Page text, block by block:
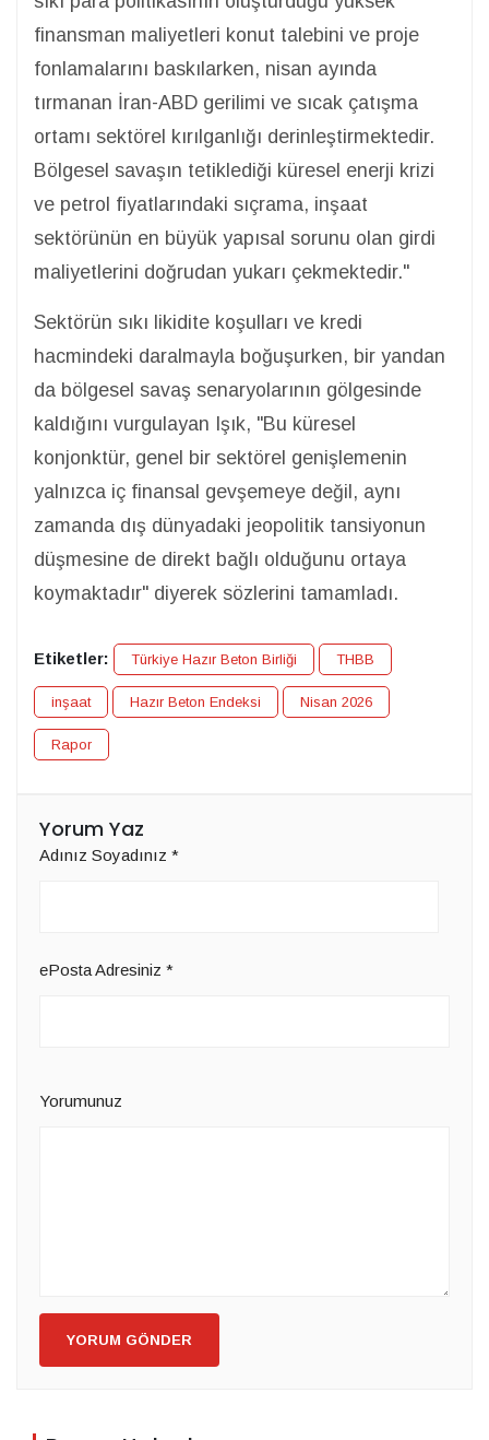
finansman maliyetleri konut talebini ve proje
fonlamalarını baskılarken, nisan ayında
tırmanan İran-ABD gerilimi ve sıcak çatışma
ortamı sektörel kırılganlığı derinleştirmektedir.
Bölgesel savaşın tetiklediği küresel enerji krizi
ve petrol fiyatlarındaki sıçrama, inşaat
sektörünün en büyük yapısal sorunu olan girdi
maliyetlerini doğrudan yukarı çekmektedir."
Sektörün sıkı likidite koşulları ve kredi
hacmindeki daralmayla boğuşurken, bir yandan
da bölgesel savaş senaryolarının gölgesinde
kaldığını vurgulayan Işık, "Bu küresel
konjonktür, genel bir sektörel genişlemenin
yalnızca iç finansal gevşemeye değil, aynı
zamanda dış dünyadaki jeopolitik tansiyonun
düşmesine de direkt bağlı olduğunu ortaya
koymaktadır" diyerek sözlerini tamamladı.
Etiketler: Türkiye Hazır Beton Birliği THBB
inşaat Hazır Beton Endeksi Nisan 2026
Rapor
Yorum Yaz
Adınız Soyadınız *
ePosta Adresiniz *
Yorumunuz
YORUM GÖNDER